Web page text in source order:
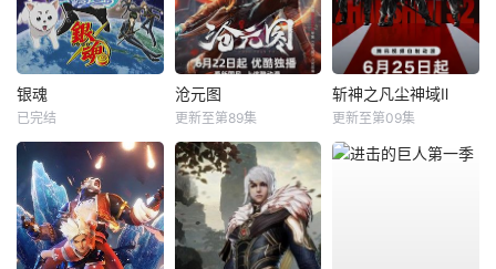
银魂
已完结
沧元图
更新至第89集
斩神之凡尘神域Ⅱ
更新至第09集